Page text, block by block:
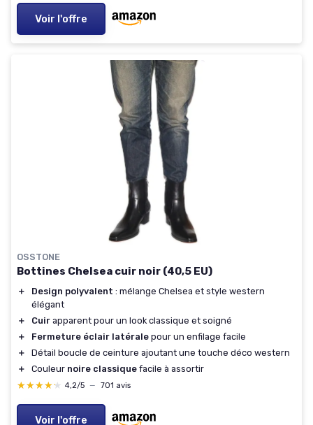
Voir l'offre
OSSTONE
Bottines Chelsea cuir noir (40,5 EU)
＋ Design polyvalent : mélange Chelsea et style western
élégant
＋
Cuir apparent pour un look classique et soigné
＋
Fermeture éclair latérale pour un enfilage facile
＋
Détail boucle de ceinture ajoutant une touche déco western
＋
Couleur noire classique facile à assortir
★★★★★
★★★★★ 4,2/5 — 701 avis
Voir l'offre